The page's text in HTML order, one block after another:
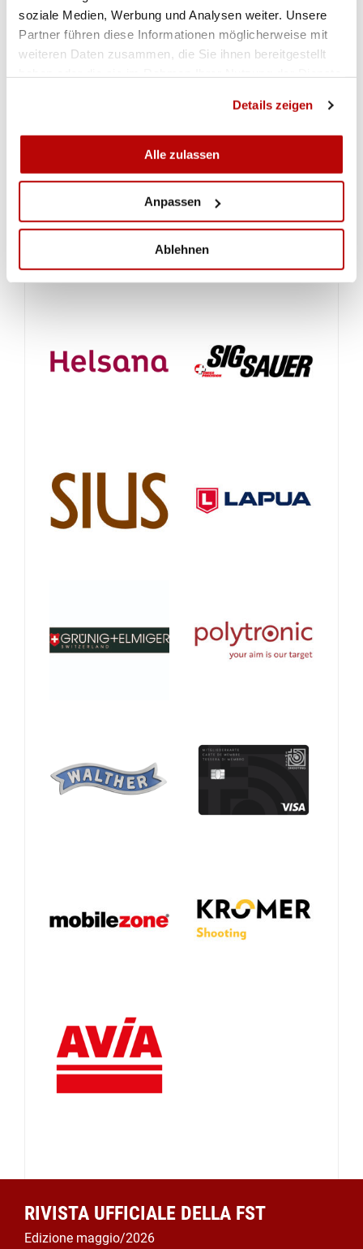
soziale Medien, Werbung und Analysen weiter. Unsere
Partner führen diese Informationen möglicherweise mit
weiteren Daten zusammen, die Sie ihnen bereitgestellt
Details zeigen
Alle zulassen
Anpassen
Ablehnen
REGOLAMENTI
STORIA DELLA COMPETIZIONE
CALENDARIO
RIVISTA UFFICIALE DELLA FST
Edizione maggio/2026